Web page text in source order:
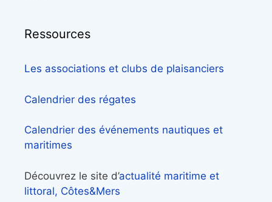
Ressources
Les associations et clubs de plaisanciers
Calendrier des régates
Calendrier des événements nautiques et
maritimes
Découvrez le site d’actualité maritime et
littoral, Côtes&Mers